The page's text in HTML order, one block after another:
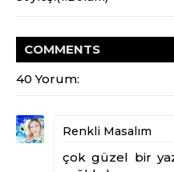
COMMENTS
40 Yorum:
Renkli Masalım
çok güzel bir